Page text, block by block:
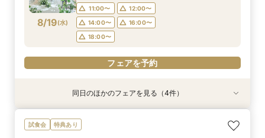
18:00〜
フェアを予約
18:00〜
フェアを予約
18:00〜
フェアを予約
18:00〜
フェアを予約
18:00〜
フェアを予約
18:00〜
フェアを予約
18:00〜
フェアを予約
18:00〜
フェアを予約
8/19(水)
11:00〜
12:00〜
14:00〜
16:00〜
18:00〜
フェアを予約
特典あり
【初めての見学にオススメ】見積りまでしっかり
相談★全館見学
【遠方の方◎オンライン相談会】スマホで簡単！
豪華5大特典付き
特典あり
【10名～会食プラン】貸切邸宅で叶える少人数ウ
エディング相談会
特典あり
【フォト・ベビー服選べる特典有】安心マタニ
ティ相談会
同日のほかのフェアを見る（4件）
試食会 特典あり